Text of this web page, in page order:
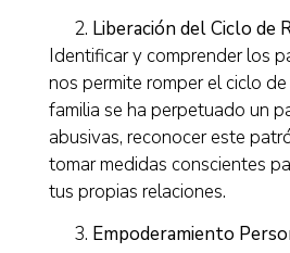
Liberación del Ciclo de
Identificar y comprender los
nos permite romper el ciclo
familia se ha perpetuado un
abusivas, reconocer este
tomar medidas conscientes
tus propias relaciones.
Empoderamiento